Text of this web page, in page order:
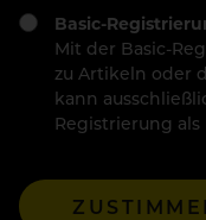
Basic-
Mit der Basic-
zu Artikeln oder
kann
Registrierung